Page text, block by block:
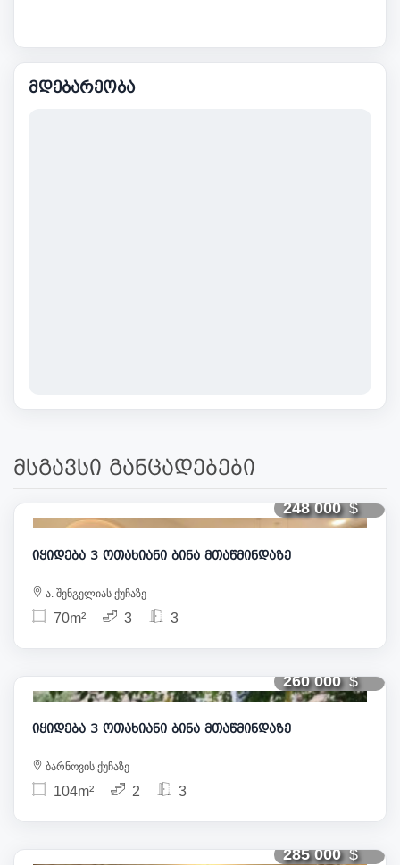
მდებარეობა
მსგავსი განცადებები
248 000
იყიდება 3 ოთახიანი ბინა მთაწმინდაზე
ა. შენგელიას ქუჩაზე
70m² 3 3
260 000
იყიდება 3 ოთახიანი ბინა მთაწმინდაზე
ბარნოვის ქუჩაზე
104m² 2 3
285 000